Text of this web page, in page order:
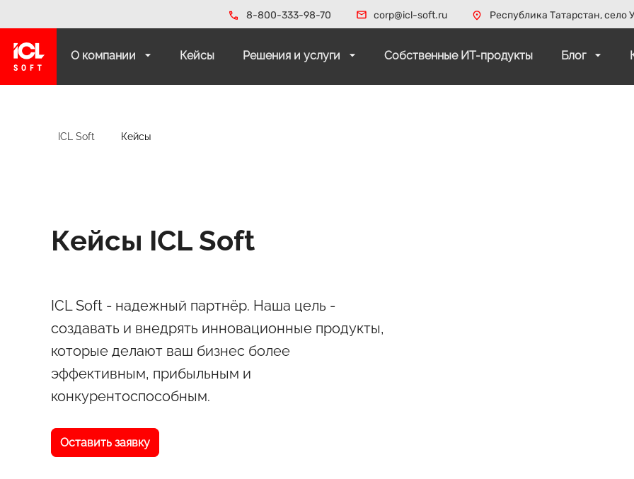
8-800-333-98-70 corp@icl-soft.ru Республика Татарстан, село
О компании Кейсы Решения и услуги Собственные ИТ-продукты Блог
ICL Soft Кейсы
Кейсы ICL Soft
ICL Soft - надежный партнёр. Наша цель -
создавать и внедрять инновационные продукты,
которые делают ваш бизнес более
эффективным, прибыльным и
конкурентоспособным.
Оставить заявку